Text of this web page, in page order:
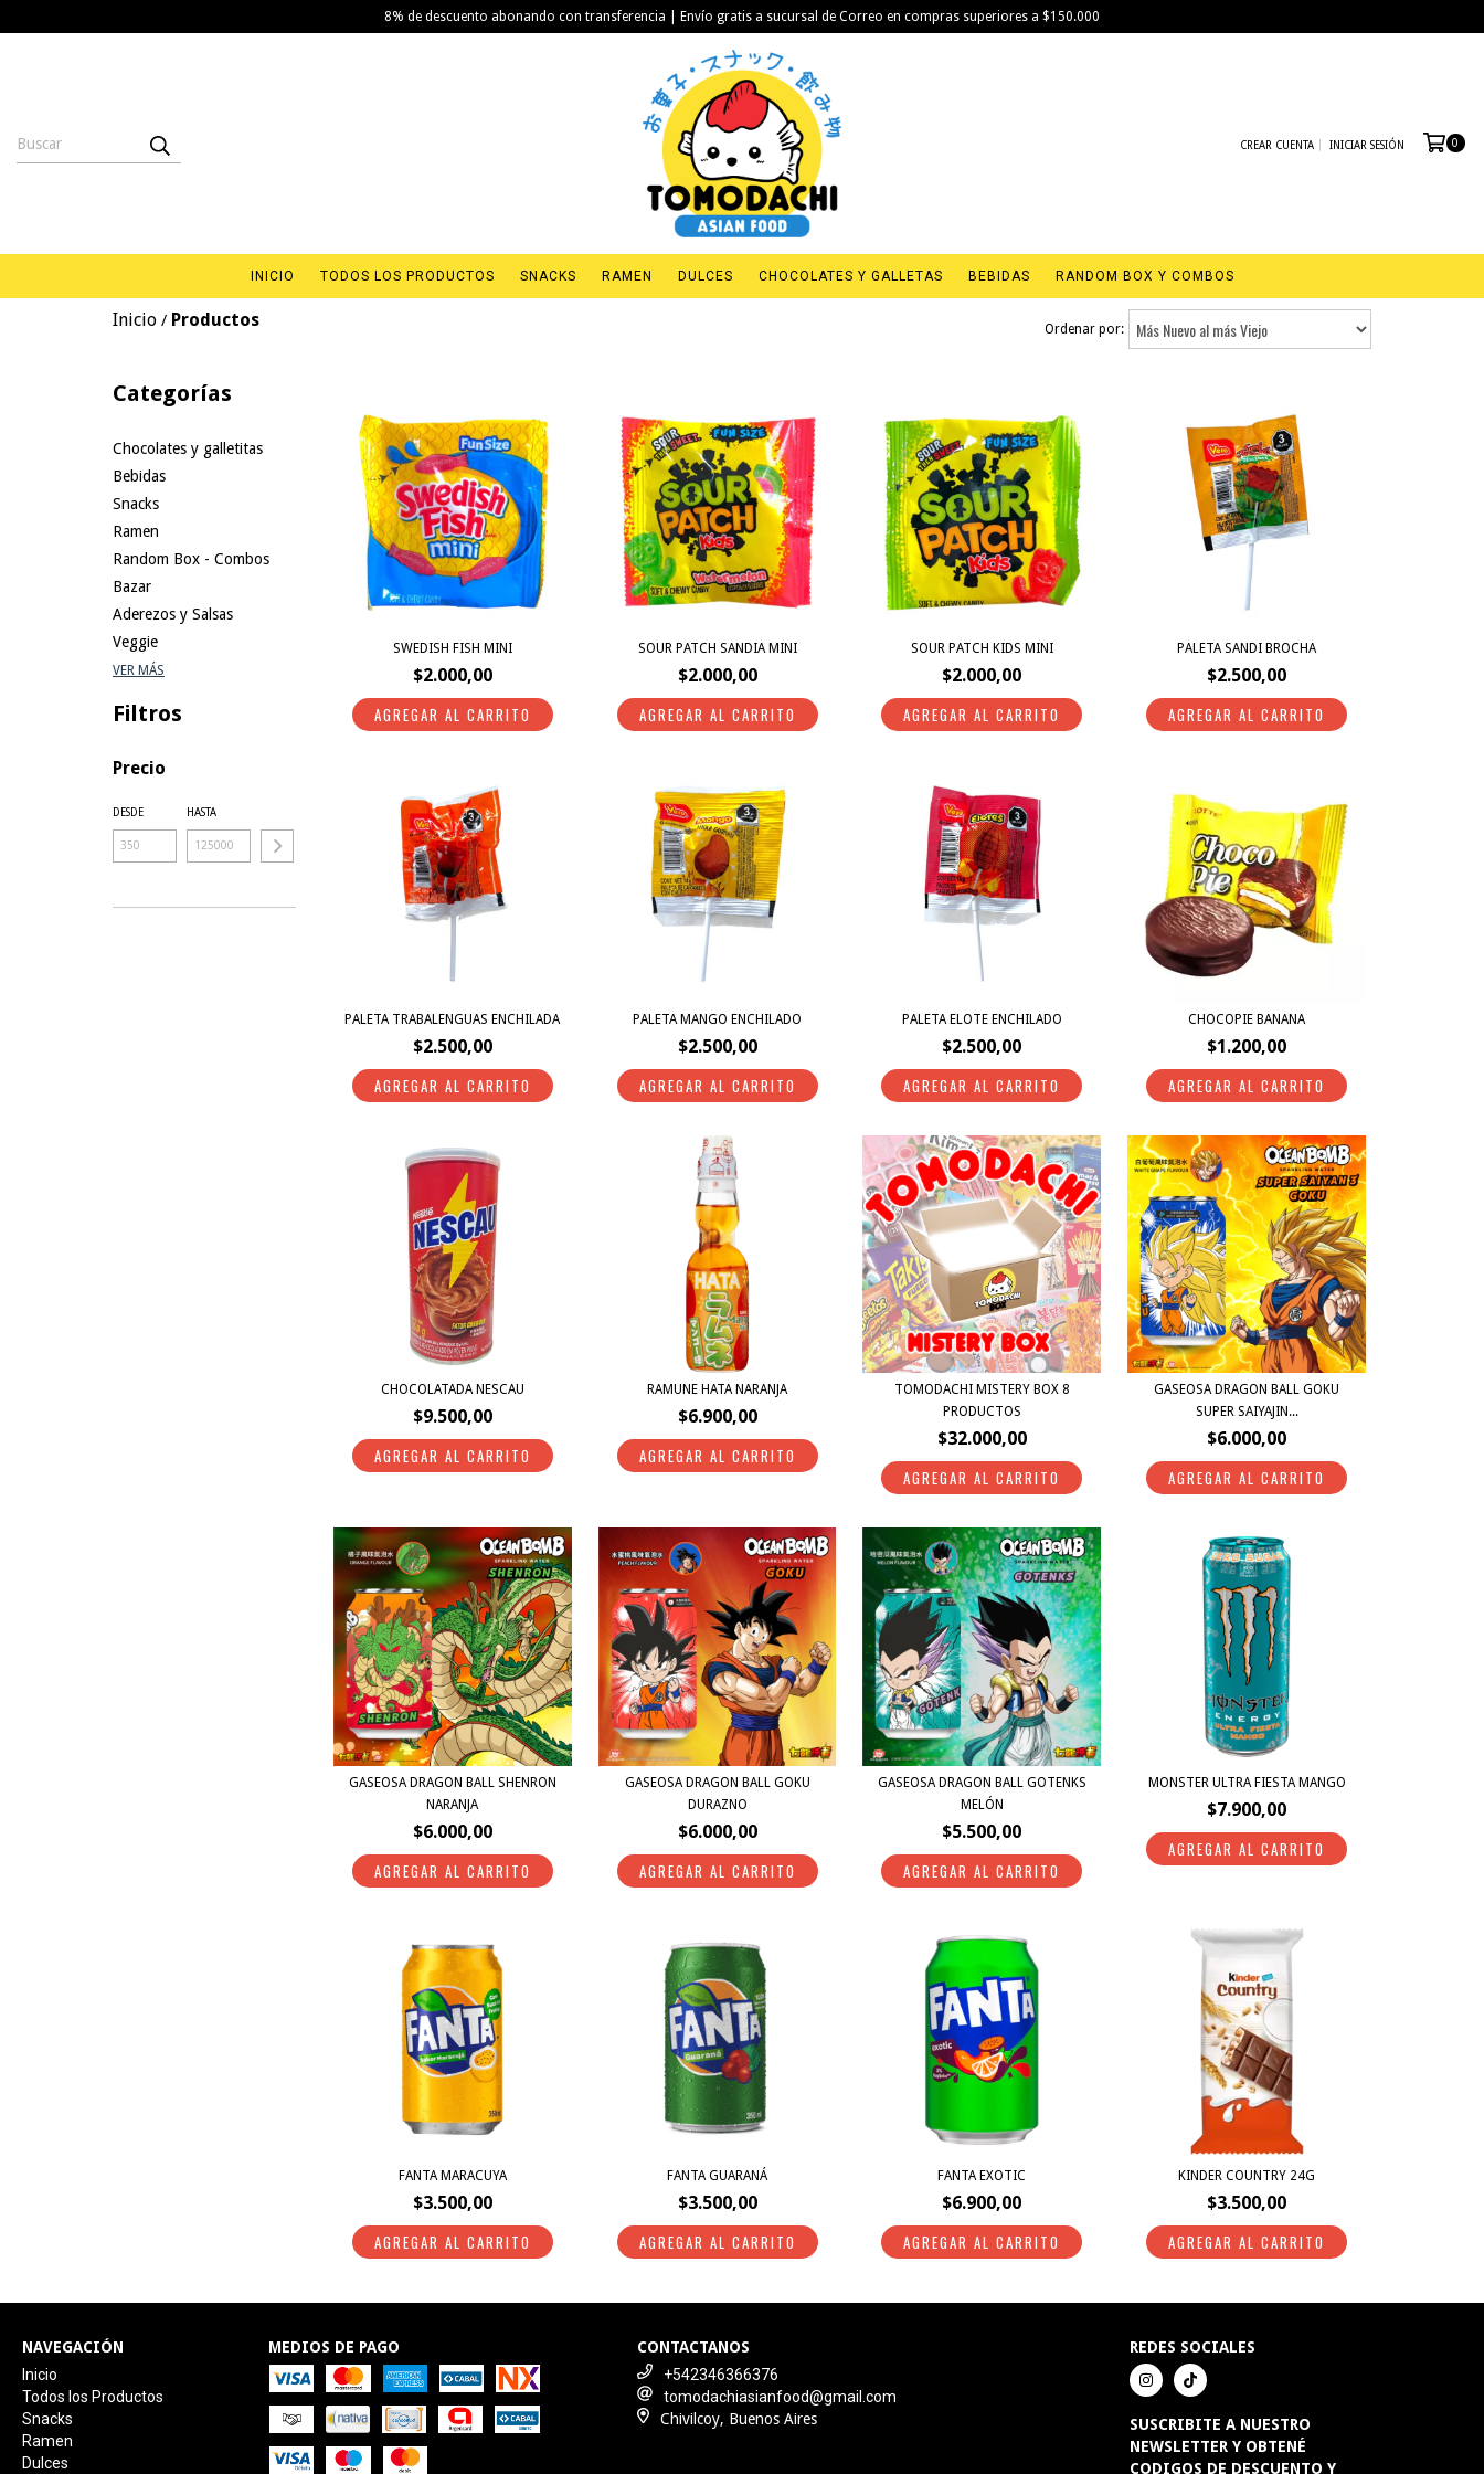
8% de descuento abonando con transferencia | Envío gratis a sucursal de Correo en compras superiores a $150.000
CREAR CUENTA INICIAR SESIÓN 0
INICIO TODOS LOS PRODUCTOS SNACKS RAMEN DULCES CHOCOLATES Y GALLETAS BEBIDAS RANDOM BOX Y COMBOS
Inicio / Productos Ordenar por:
Categorías
Chocolates y galletitas
Bebidas
Snacks
Ramen
Random Box - Combos
Bazar
Aderezos y Salsas
Veggie
VER MÁS
Filtros
Precio
DESDE HASTA
SWEDISH FISH MINI
$2.000,00
SOUR PATCH SANDIA MINI
$2.000,00
SOUR PATCH KIDS MINI
$2.000,00
PALETA SANDI BROCHA
$2.500,00
PALETA TRABALENGUAS ENCHILADA
$2.500,00
PALETA MANGO ENCHILADO
$2.500,00
PALETA ELOTE ENCHILADO
$2.500,00
CHOCOPIE BANANA
$1.200,00
CHOCOLATADA NESCAU
$9.500,00
RAMUNE HATA NARANJA
$6.900,00
TOMODACHI MISTERY BOX 8
PRODUCTOS
$32.000,00
GASEOSA DRAGON BALL GOKU
SUPER SAIYAJIN...
$6.000,00
GASEOSA DRAGON BALL SHENRON
NARANJA
$6.000,00
GASEOSA DRAGON BALL GOKU
DURAZNO
$6.000,00
GASEOSA DRAGON BALL GOTENKS
MELÓN
$5.500,00
MONSTER ULTRA FIESTA MANGO
$7.900,00
FANTA MARACUYA
$3.500,00
FANTA GUARANÁ
$3.500,00
FANTA EXOTIC
$6.900,00
KINDER COUNTRY 24G
$3.500,00
NAVEGACIÓN
Inicio
Todos los Productos
Snacks
Ramen
Dulces
MEDIOS DE PAGO
CONTACTANOS
+542346366376
tomodachiasianfood@gmail.com
Chivilcoy, Buenos Aires
REDES SOCIALES
SUSCRIBITE A NUESTRO
NEWSLETTER Y OBTENÉ
CODIGOS DE DESCUENTO Y